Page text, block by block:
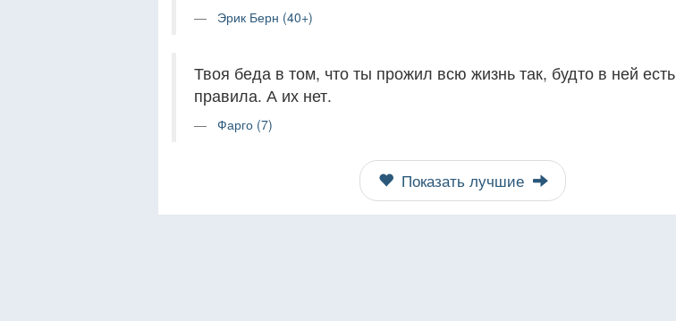
Эрик Берн (40+)
Твоя беда в том, что ты прожил всю жизнь так, будто в ней есть
правила. А их нет.
Фарго (7)
Показать лучшие